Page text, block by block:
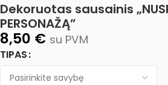
Dekoruotas sausainis
PERSONAŽĄ”
8,50 € su PVM
TIPAS